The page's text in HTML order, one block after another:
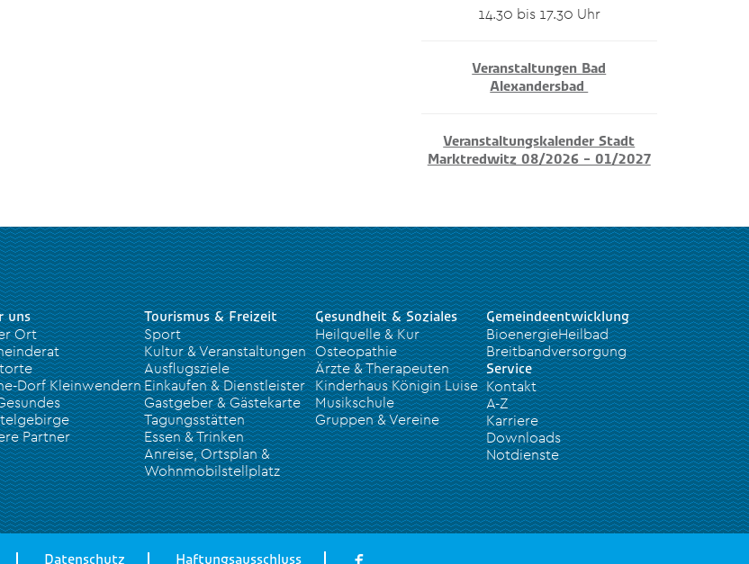
14.30 bis 17.30 Uhr
Veranstaltungen Bad
Alexandersbad
Veranstaltungskalender Stadt
Marktredwitz 08/2026 – 01/2027
uns
Ort
Dorf Kleinwendern
Partner
Tourismus & Freizeit
Sport
Kultur & Veranstaltungen
Ausflugsziele
Einkaufen & Dienstleister
Gastgeber & Gästekarte
Tagungsstätten
Essen & Trinken
Anreise, Ortsplan &
Wohnmobilstellplatz
Gesundheit & Soziales
Heilquelle & Kur
Osteopathie
Ärzte & Therapeuten
Kinderhaus Königin Luise
Musikschule
Gruppen & Vereine
Gemeindeentwicklung
BioenergieHeilbad
Breitbandversorgung
Service
Kontakt
A-Z
Karriere
Downloads
Notdienste
Datenschutz Haftungsausschluss